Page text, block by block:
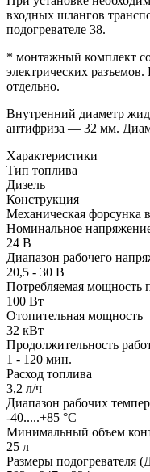
входных шлангов
подогревателе 38.
* монтажный комплект
электрических разъемов.
отдельно.
Внутренний диаметр
антифриза — 32 мм.
Характеристики
Тип топлива
Дизель
Конструкция
Механическая форсунка
Номинальное
24 B
Диапазон рабочего
20,5 - 30 В
Потребляемая мощность
100 Вт
Отопительная мощность
32 кВт
Продолжительность
1 - 120 мин.
Расход топлива
3,2 л/ч
Диапазон рабочих
-40.....+85 °С
Минимальный объем
25 л
Размеры подогревателя